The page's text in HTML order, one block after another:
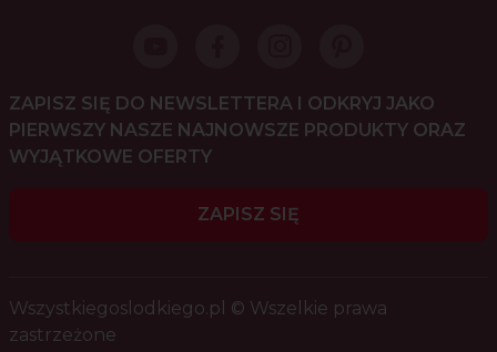
ZAPISZ SIĘ DO NEWSLETTERA I ODKRYJ JAKO
PIERWSZY NASZE NAJNOWSZE PRODUKTY ORAZ
WYJĄTKOWE OFERTY
ZAPISZ SIĘ
Wszystkiegoslodkiego.pl © Wszelkie prawa
zastrzeżone